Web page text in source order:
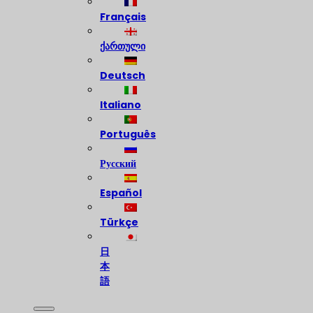
Français
ქართული
Deutsch
Italiano
Português
Русский
Español
Türkçe
日
本
語